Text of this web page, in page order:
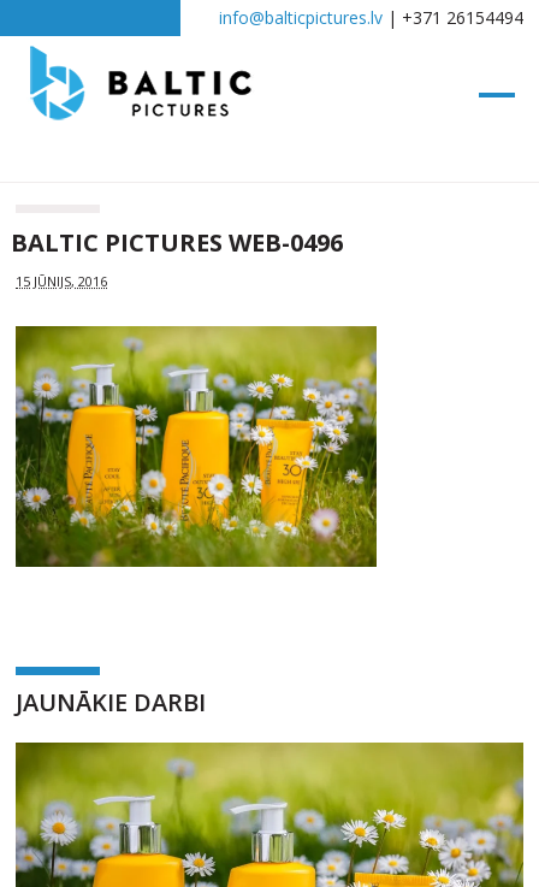
info@balticpictures.lv| +371 26154494
BALTIC PICTURES WEB-0496
15 JŪNIJS, 2016
JAUNĀKIE DARBI